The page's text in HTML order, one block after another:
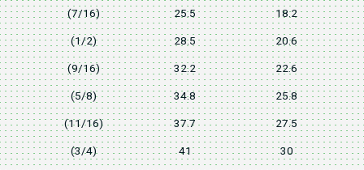
(7/16) 25.5 18.2
(1/2) 28.5 20.6
(9/16) 32.2 22.6
(5/8) 34.8 25.8
(11/16) 37.7 27.5
(3/4) 41 30